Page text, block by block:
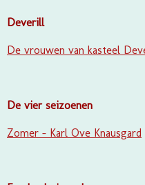
Deverill
De vrouwen van kasteel
De vier seizoenen
Zomer - Karl Ove Knausgard